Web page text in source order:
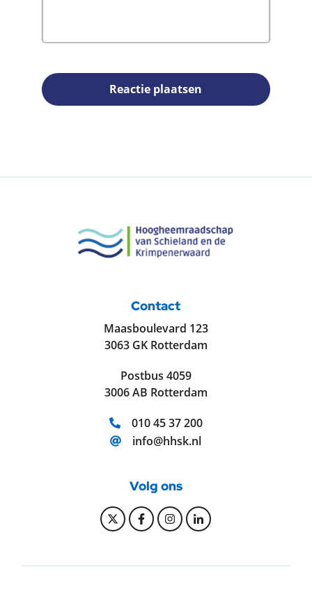
Reactie plaatsen
Contact
Maasboulevard 123
3063 GK Rotterdam
Postbus 4059
3006 AB Rotterdam
Telefoonnummer:
010 45 37 200
E-mailadres:
info@hhsk.nl
Volg ons
Bekijk onze Twitter pagina
Bekijk onze Facebook
Bekijk onze Instagram
Bekijk onze